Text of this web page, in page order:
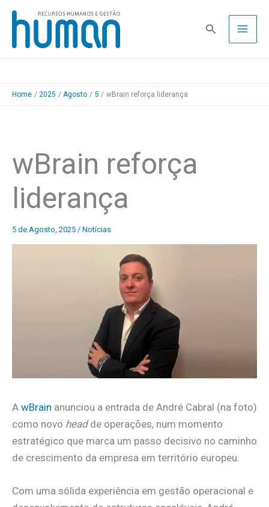
Skip
content
Pesquisa
Home 2025 Agosto 5 wBrain reforça liderança
wBrain reforça
liderança
5 de Agosto, 2025 / Notícias
A wBrain anunciou a entrada de André Cabral (na foto)
como novo headde operações, num momento
estratégico que marca um passo decisivo no caminho
de crescimento da empresa em território europeu.
Com uma sólida experiência em gestão operacional e